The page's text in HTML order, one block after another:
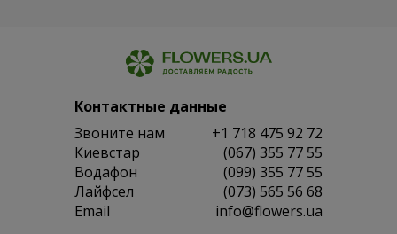
Контактные данные
Звоните нам
+1 718 475 92 72
Киевстар
(067) 355 77 55
Водафон
(099) 355 77 55
Лайфсел
(073) 565 56 68
Email
info@flowers.ua